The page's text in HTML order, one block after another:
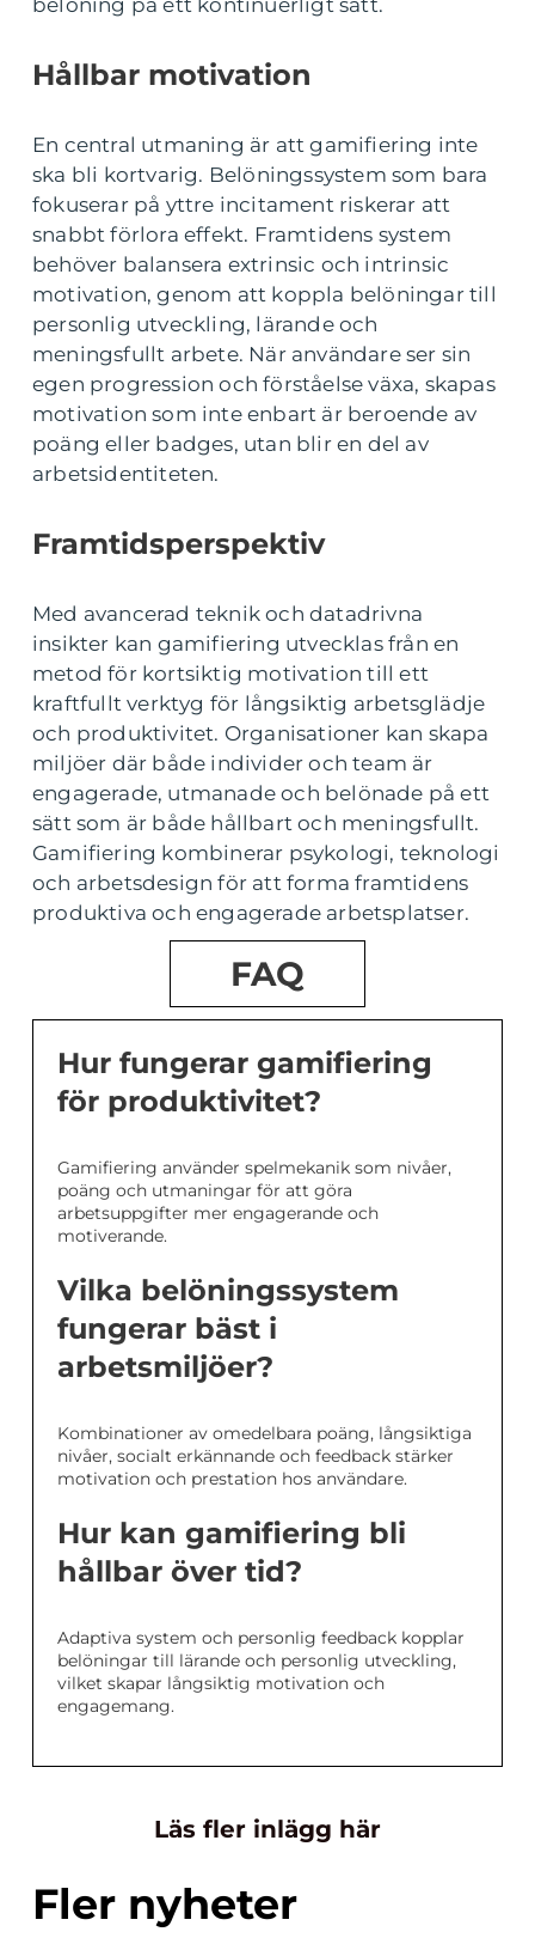
Hållbar motivation
En central utmaning är att gamifiering inte
ska bli kortvarig. Belöningssystem som bara
fokuserar på yttre incitament riskerar att
snabbt förlora effekt. Framtidens system
behöver balansera extrinsic och intrinsic
motivation, genom att koppla belöningar till
personlig utveckling, lärande och
meningsfullt arbete. När användare ser sin
egen progression och förståelse växa, skapas
motivation som inte enbart är beroende av
poäng eller badges, utan blir en del av
arbetsidentiteten.
Framtidsperspektiv
Med avancerad teknik och datadrivna
insikter kan gamifiering utvecklas från en
metod för kortsiktig motivation till ett
kraftfullt verktyg för långsiktig arbetsglädje
och produktivitet. Organisationer kan skapa
miljöer där både individer och team är
engagerade, utmanade och belönade på ett
sätt som är både hållbart och meningsfullt.
Gamifiering kombinerar psykologi, teknologi
och arbetsdesign för att forma framtidens
produktiva och engagerade arbetsplatser.
FAQ
Hur fungerar gamifiering
för produktivitet?
Gamifiering använder spelmekanik som nivåer,
poäng och utmaningar för att göra
arbetsuppgifter mer engagerande och
motiverande.
Vilka belöningssystem
fungerar bäst i
arbetsmiljöer?
Kombinationer av omedelbara poäng, långsiktiga
nivåer, socialt erkännande och feedback stärker
motivation och prestation hos användare.
Hur kan gamifiering bli
hållbar över tid?
Adaptiva system och personlig feedback kopplar
belöningar till lärande och personlig utveckling,
vilket skapar långsiktig motivation och
engagemang.
Läs fler inlägg här
Fler nyheter